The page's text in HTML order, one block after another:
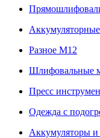
Разное M12
Шлифовальные
Пресс
Одежда с
Аккумуляторы и